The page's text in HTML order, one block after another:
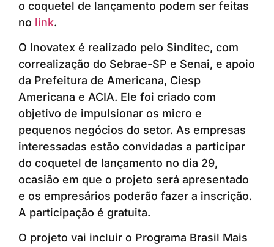
o coquetel de lançamento podem ser feitas
no link.
O Inovatex é realizado pelo Sinditec, com
correalização do Sebrae-SP e Senai, e apoio
da Prefeitura de Americana, Ciesp
Americana e ACIA. Ele foi criado com
objetivo de impulsionar os micro e
pequenos negócios do setor. As empresas
interessadas estão convidadas a participar
do coquetel de lançamento no dia 29,
ocasião em que o projeto será apresentado
e os empresários poderão fazer a inscrição.
A participação é gratuita.
O projeto vai incluir o Programa Brasil Mais